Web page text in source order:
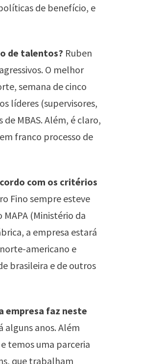
de benefício, e
de talentos? Ruben
O melhor
semana de cinco
líderes (supervisores,
MBAS. Além, é claro,
franco processo de
com os critérios
Fino sempre esteve
(Ministério da
a empresa estará
americano e
brasileira e de outros
empresa faz neste
alguns anos. Além
temos uma parceria
que trabalham